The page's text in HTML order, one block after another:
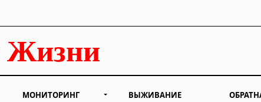
МОНИТОРИНГ ВЫЖИВАНИЕ